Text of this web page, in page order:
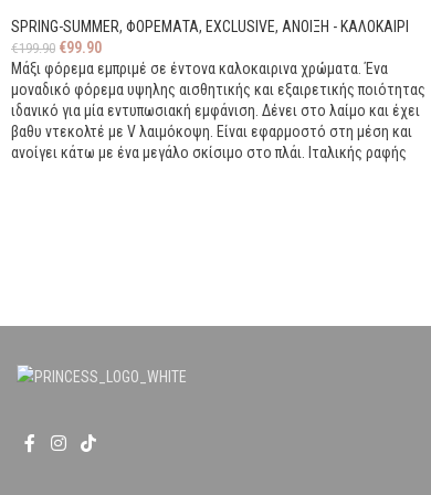
SPRING-SUMMER, ΦΟΡΕΜΑΤΑ, EXCLUSIVE, ΑΝΟΙΞΗ - ΚΑΛΟΚΑΙΡΙ
€199.90 €99.90
Μάξι φόρεμα εμπριμέ σε έντονα καλοκαιρινα χρώματα. Ένα
μοναδικό φόρεμα υψηλης αισθητικής και εξαιρετικής ποιότητας
ιδανικό για μία εντυπωσιακή εμφάνιση. Δένει στο λαίμο και έχει
βαθυ ντεκολτέ με V λαιμόκοψη. Είναι εφαρμοστό στη μέση και
ανοίγει κάτω με ένα μεγάλο σκίσιμο στο πλάι. Ιταλικής ραφής